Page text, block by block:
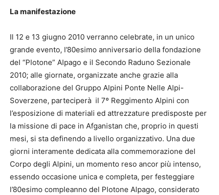
La manifestazione
Il 12 e 13 giugno 2010 verranno celebrate, in un unico
grande evento, l’80esimo anniversario della fondazione
del “Plotone” Alpago e il Secondo Raduno Sezionale
2010; alle giornate, organizzate anche grazie alla
collaborazione del Gruppo Alpini Ponte Nelle Alpi-
Soverzene, parteciperà il 7º Reggimento Alpini con
l’esposizione di materiali ed attrezzature predisposte per
la missione di pace in Afganistan che, proprio in questi
mesi, si sta definendo a livello organizzativo. Una due
giorni interamente dedicata alla commemorazione del
Corpo degli Alpini, un momento reso ancor più intenso,
essendo occasione unica e completa, per festeggiare
l’80esimo compleanno del Plotone Alpago, considerato